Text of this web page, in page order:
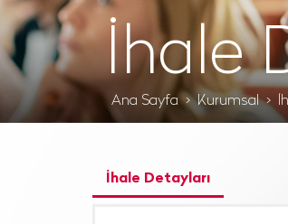
İhale
Ana Sayfa Kurumsal
İhale Detayları